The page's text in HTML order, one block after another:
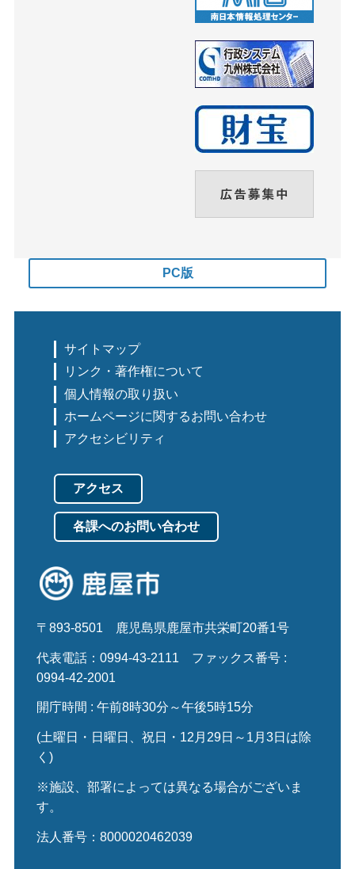
PC版
サイトマップ
リンク・著作権について
個人情報の取り扱い
ホームページに関するお問い合わせ
アクセシビリティ
アクセス
各課へのお問い合わせ
〒893-8501 鹿児島県鹿屋市共栄町20番1号
代表電話：0994-43-2111
ファックス番号 :
0994-42-2001
開庁時間 : 午前8時30分～午後5時15分
(土曜日・日曜日、祝日・12月29日～1月3日は除
く)
※施設、部署によっては異なる場合がございま
す。
法人番号：8000020462039